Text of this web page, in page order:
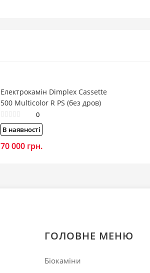
Електрокамін Dimplex Cassette
500 Multicolor R PS (без дров)
0
В наявності
70 000 грн.
ГОЛОВНЕ МЕНЮ
Біокаміни